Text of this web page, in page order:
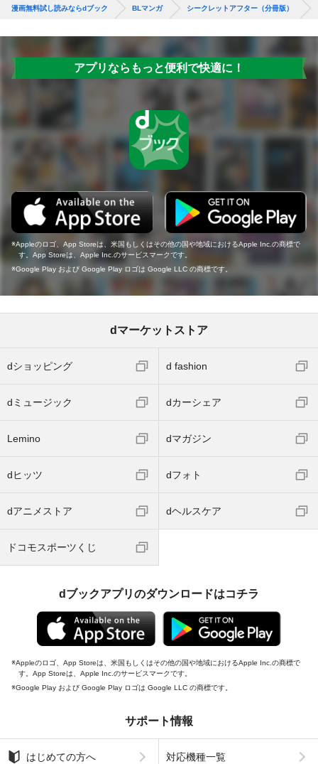
漫画無料試し読みならdブック BLマンガ シークレットアフター（分冊版）
アプリならもっと便利で快適に！
Appleのロゴ、App Storeは、米国もしくはその他の国や地域におけるApple Inc.の商標で
す。App Storeは、Apple Inc.のサービスマークです。
Google Play および Google Play ロゴは Google LLC の商標です。
dマーケットストア
dショッピング d fashion
dミュージック dカーシェア
Lemino dマガジン
dヒッツ dフォト
dアニメストア dヘルスケア
ドコモスポーツくじ
dブックアプリのダウンロードはコチラ
Appleのロゴ、App Storeは、米国もしくはその他の国や地域におけるApple Inc.の商標で
す。App Storeは、Apple Inc.のサービスマークです。
Google Play および Google Play ロゴは Google LLC の商標です。
サポート情報
はじめての方へ 対応機種一覧